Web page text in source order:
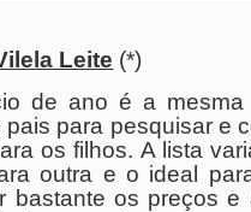
Leite (*)
de ano é a
pais para pesquisar e
os filhos. A lista
outra e o ideal
bastante os preços